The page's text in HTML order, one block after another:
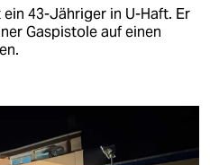
43-Jähriger in U-Haft. Er
Gaspistole auf einen